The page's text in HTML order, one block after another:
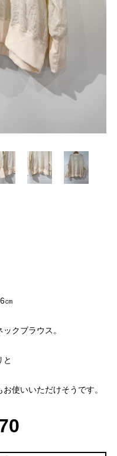
㎝
クブラウス。
と
使いいただけそうです。